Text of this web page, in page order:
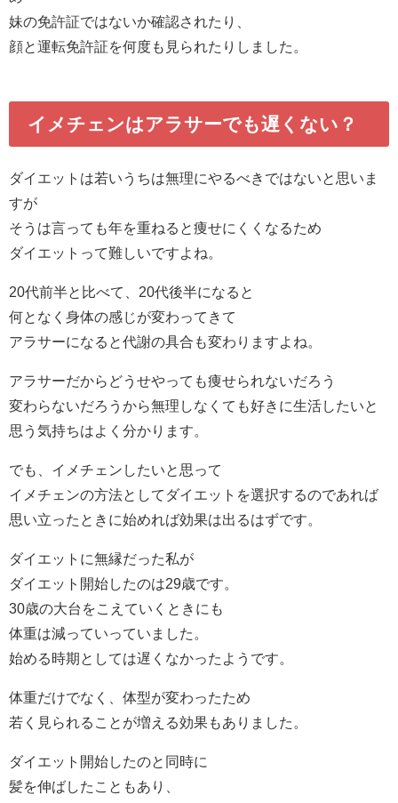
妹の免許証ではないか確認されたり、
顔と運転免許証を何度も見られたりしました。
イメチェンはアラサーでも遅くない？
ダイエットは若いうちは無理にやるべきではないと思いま
すが
そうは言っても年を重ねると痩せにくくなるため
ダイエットって難しいですよね。
20代前半と比べて、20代後半になると
何となく身体の感じが変わってきて
アラサーになると代謝の具合も変わりますよね。
アラサーだからどうせやっても痩せられないだろう
変わらないだろうから無理しなくても好きに生活したいと
思う気持ちはよく分かります。
でも、イメチェンしたいと思って
イメチェンの方法としてダイエットを選択するのであれば
思い立ったときに始めれば効果は出るはずです。
ダイエットに無縁だった私が
ダイエット開始したのは29歳です。
30歳の大台をこえていくときにも
体重は減っていっていました。
始める時期としては遅くなかったようです。
体重だけでなく、体型が変わったため
若く見られることが増える効果もありました。
ダイエット開始したのと同時に
髪を伸ばしたこともあり、